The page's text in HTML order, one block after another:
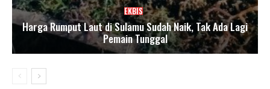
EKBIS
Harga Rumput Laut di Sulamu Sudah Naik, Tak Ada Lagi
Pemain Tunggal